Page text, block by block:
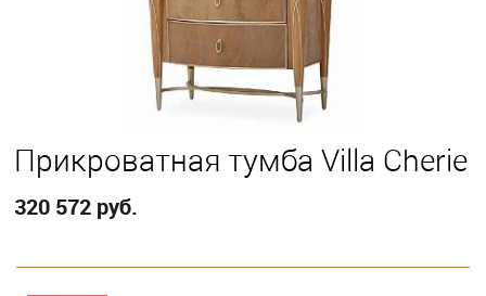
Прикроватная тумба Villa Cherie
320 572 руб.